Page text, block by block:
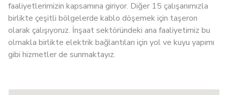
faaliyetlerimizin kapsamına giriyor. Diğer 15 çalışanımızla
birlikte çeşitli bölgelerde kablo döşemek için taşeron
olarak çalışıyoruz. İnşaat sektöründeki ana faaliyetimiz bu
olmakla birlikte elektrik bağlantıları için yol ve kuyu yapımı
gibi hizmetler de sunmaktayız.